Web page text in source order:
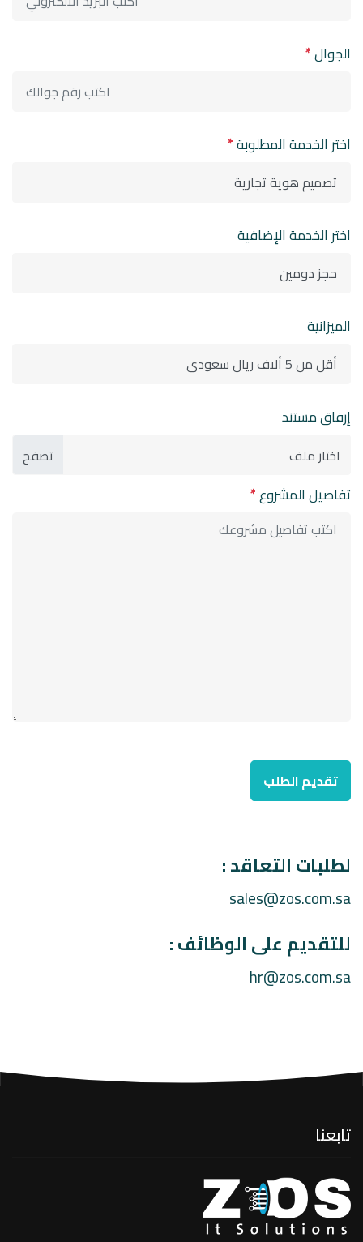
الجوال*
اختر الخدمة المطلوبة*
اختر الخدمة الإضافية
الميزانية
إرفاق مستند
اختار ملف
تفاصيل المشروع*
لطلبات التعاقد :
sales@zos.com.sa
للتقديم على الوظائف :
hr@zos.com.sa
تابعنا